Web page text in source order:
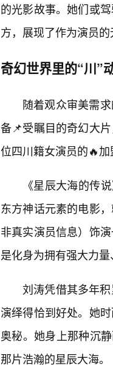
的光影故事。她们或
方，展现了作为演员
奇幻世界里的“川”
随着观众审美需
备📌受瞩目的奇幻大
位四川籍女演员的🔥
《星辰大海的传
东方神话元素的电影
非真实演员信息）饰
是化身为拥有强大力
刘涛凭借其多年
演绎得恰到好处。她
奥秘。她身上那种沉
那片浩瀚的星辰大海。